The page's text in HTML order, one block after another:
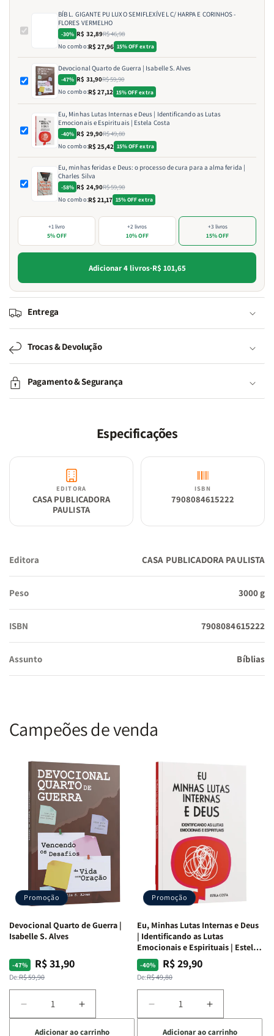
BÍB L. GIGANTE PU LUXO SEMIFLEXÍVEL C/ HARPA E CORINHOS -
FLORES VERMELHO
-30% R$ 32,89R$ 46,98
No combo:R$ 27,96 15% OFF extra
Devocional Quarto de Guerra | Isabelle S. Alves
-47% R$ 31,90R$ 59,90
No combo:R$ 27,12 15% OFF extra
Eu, Minhas Lutas Internas e Deus | Identificando as Lutas
Emocionais e Espirituais | Estela Costa
-40% R$ 29,90R$ 49,80
No combo:R$ 25,42 15% OFF extra
Eu, minhas feridas e Deus: o processo de cura para a alma ferida |
Charles Silva
-58% R$ 24,90R$ 59,90
No combo:R$ 21,17 15% OFF extra
+1 livro
5% OFF
+2 livros
10% OFF
+3 livros
15% OFF
Adicionar 4 livros·R$ 101,65
Entrega
Trocas & Devolução
Pagamento & Segurança
Especificações
EDITORA
CASA PUBLICADORA
PAULISTA
ISBN
7908084615222
Editora CASA PUBLICADORA PAULISTA
Peso 3000 g
ISBN 7908084615222
Assunto Bíblias
Campeões de venda
Promoção
Devocional Quarto de Guerra |
Isabelle S. Alves
-47%
Preço
normal
De:R$ 59,90
Preço
promocional
R$ 31,90
Diminuir
a
Aumentar
a
Adicionar ao carrinho
Promoção
Eu, Minhas Lutas Internas e Deus
| Identificando as Lutas
Emocionais e Espirituais | Estela
Costa
-40%
Preço
normal
De:R$ 49,80
Preço
promocional
R$ 29,90
Diminuir
a
Aumentar
a
Adicionar ao carrinho